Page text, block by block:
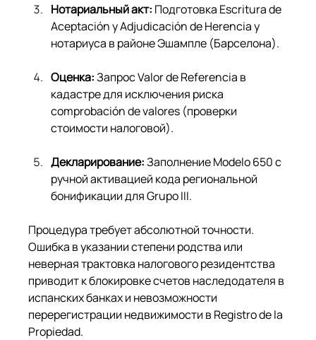
Нотариальный акт: Подготовка Escritura de
Aceptación y Adjudicación de Herencia у
нотариуса в районе Эшампле (Барселона).
Оценка: Запрос Valor de Referencia в
кадастре для исключения риска
comprobación de valores (проверки
стоимости налоговой).
Декларирование: Заполнение Modelo 650 с
ручной активацией кода региональной
бонификации для Grupo III.
Процедура требует абсолютной точности.
Ошибка в указании степени родства или
неверная трактовка налогового резидентства
приводит к блокировке счетов наследодателя в
испанских банках и невозможности
перерегистрации недвижимости в Registro de la
Propiedad.